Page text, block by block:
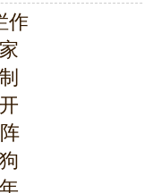
作